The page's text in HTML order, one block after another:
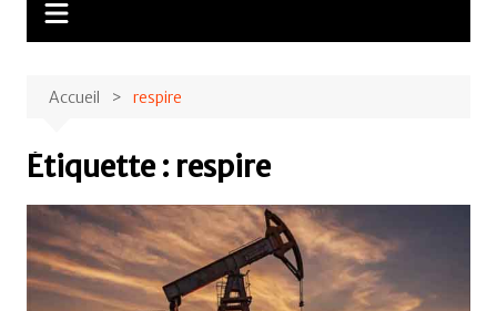
Accueil respire
Étiquette : respire